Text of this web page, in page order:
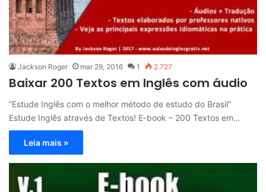
Jackson Roger mar 29, 2016 1 2.727
Baixar 200 Textos em Inglês com áudio
“Estude Inglês com o melhor método de estudo do Brasil”
Estude Inglês através de Textos! E-book – 200 Textos em…
Leia mais »